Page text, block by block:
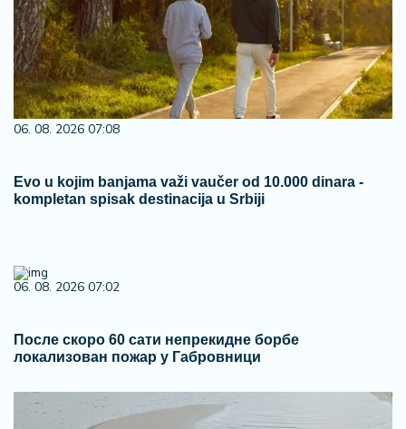
06. 08. 2026 07:08
Evo u kojim banjama važi vaučer od 10.000 dinara -
kompletan spisak destinacija u Srbiji
06. 08. 2026 07:02
После скоро 60 сати непрекидне борбе
локализован пожар у Габровници